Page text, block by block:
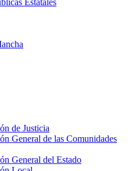
Estatales
de Justicia
General de las Comunidades
General del Estado